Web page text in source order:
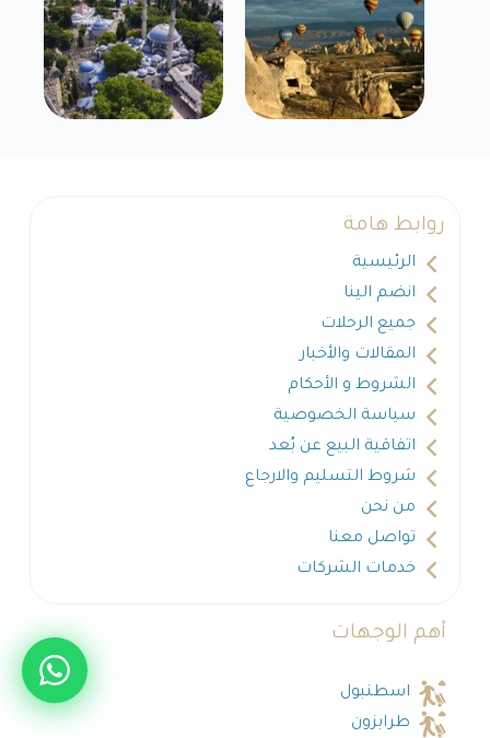
روابط هامة
الرئيسية
انضم الينا
جميع الرحلات
المقالات والأخبار
الشروط و الأحكام
سياسة الخصوصية
اتفاقية البيع عن بُعد
شروط التسليم والارجاع
من نحن
تواصل معنا
خدمات الشركات
أهم الوجهات
اسطنبول
طرابزون